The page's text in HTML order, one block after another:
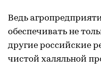
Ведь
обеспечивать не
другие российские
чистой халяльной